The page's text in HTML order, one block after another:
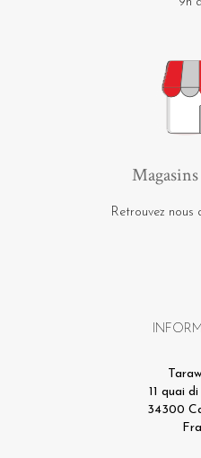
Retrouvez nous
11 quai
34300